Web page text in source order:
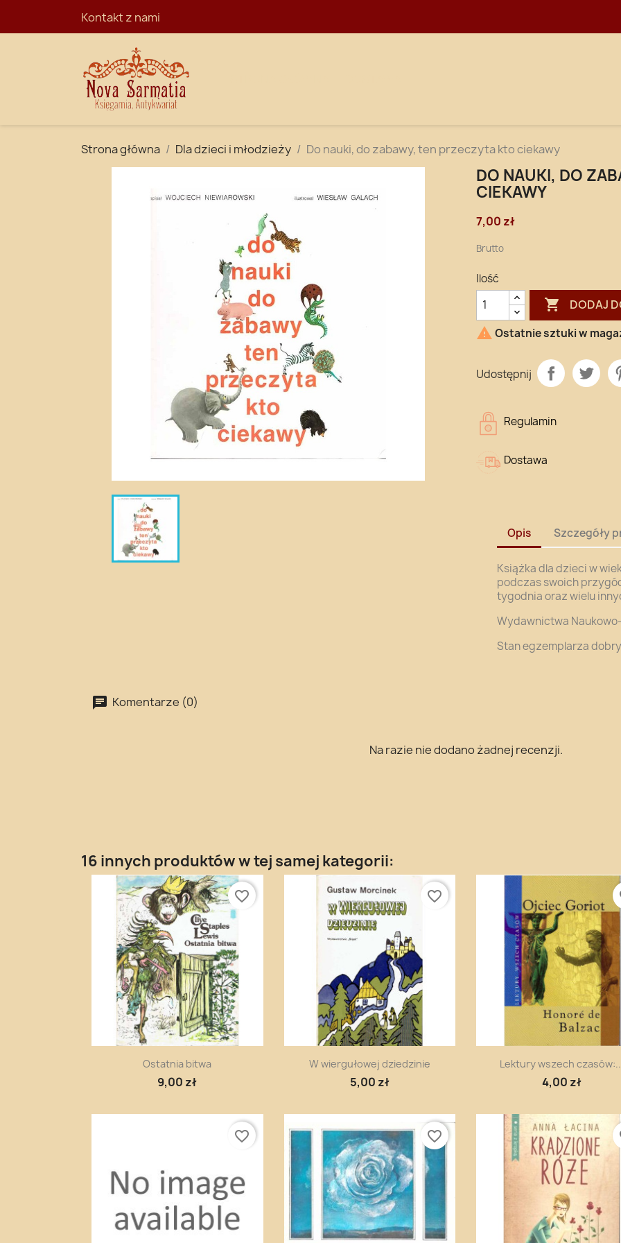
Kontakt z nami
Strona główna Dla dzieci i młodzieży Do nauki, do zabawy, ten przeczyta kto ciekawy
DO NAUKI, DO
CIEKAWY
7,00 zł
Brutto
Ilość
 DODAJ
 Ostatnie sztuki w
Udostępnij
Regulamin
Dostawa
Opis Szczegóły
Książka dla dzieci w
podczas swoich
tygodnia oraz wielu
Wydawnictwa
Stan egzemplarza
Komentarze (0)
Na razie nie dodano żadnej recenzji.
16 innych produktów w tej samej kategorii:
Szybki podgląd
Ostatnia bitwa
9,00 zł
favorite_border
Szybki podgląd
W wiergułowej dziedzinie
5,00 zł
favorite_border
Szybki podgląd
Lektury wszech
4,00 zł
favorite_border favorite_border